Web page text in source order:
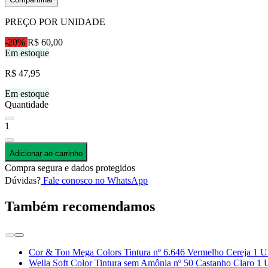
PREÇO POR UNIDADE
-20% R$ 60,00
Em estoque
R$ 47,95
Em estoque
Quantidade
1
Adicionar ao carrinho
Compra segura e dados protegidos
Dúvidas? Fale conosco no WhatsApp
Também recomendamos
Cor & Ton Mega Colors Tintura nº 6.646 Vermelho Cereja 1
Wella Soft Color Tintura sem Amônia nº 50 Castanho Claro 1